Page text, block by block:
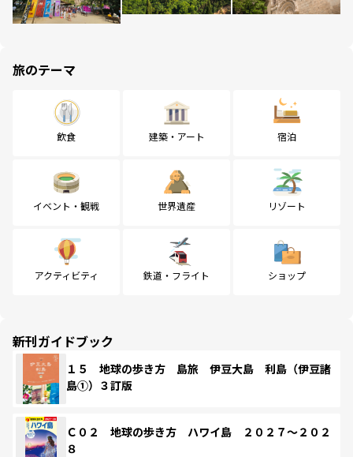
旅のテーマ
飲食 建築・アート 宿泊
イベント・観戦 世界遺産 リゾート
アクティビティ 鉄道・フライト ショップ
新刊ガイドブック
１５ 地球の歩き方 島旅 伊豆大島 利島（伊豆諸
島①）３訂版
Ｃ０２ 地球の歩き方 ハワイ島 ２０２７～２０２
８